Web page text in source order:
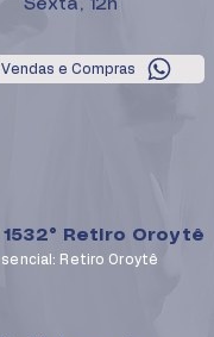
Sexta, 12h
Vendas e Compras
1532° Retiro Oroytê
Retiro Oroytê